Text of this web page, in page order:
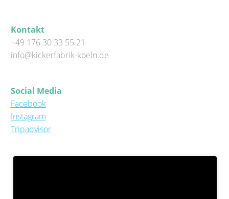
Kontakt
+49 176 30 33 55 21
info@kickerfabrik-koeln.de
Social Media
Facebook
Instagram
Tripadvisor